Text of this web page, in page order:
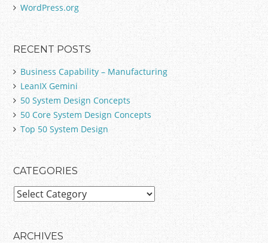
: WordPress.org
RECENT POSTS
Business Capability – Manufacturing
LeanIX Gemini
50 System Design Concepts
50 Core System Design Concepts
Top 50 System Design
CATEGORIES
C
e
ARCHIVES